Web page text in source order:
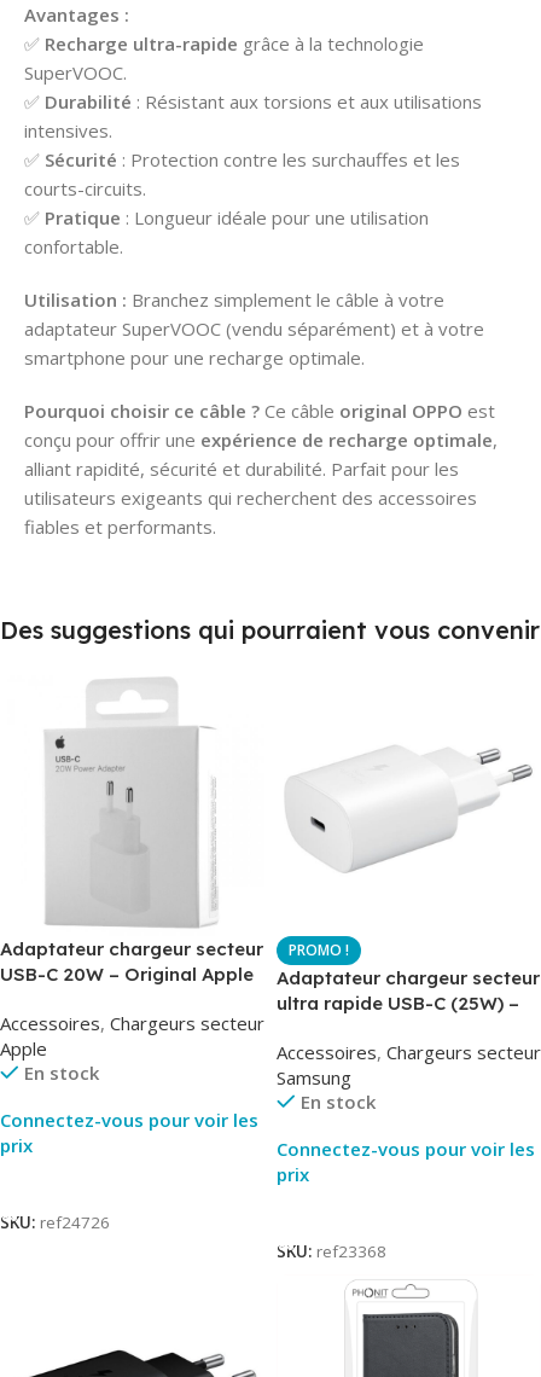
Avantages :
✅ Recharge ultra-rapide grâce à la technologie
SuperVOOC.
✅ Durabilité : Résistant aux torsions et aux utilisations
intensives.
✅ Sécurité : Protection contre les surchauffes et les
courts-circuits.
✅ Pratique : Longueur idéale pour une utilisation
confortable.
Utilisation : Branchez simplement le câble à votre
adaptateur SuperVOOC (vendu séparément) et à votre
smartphone pour une recharge optimale.
Pourquoi choisir ce câble ? Ce câble original OPPO est
conçu pour offrir une expérience de recharge optimale,
alliant rapidité, sécurité et durabilité. Parfait pour les
utilisateurs exigeants qui recherchent des accessoires
fiables et performants.
Des suggestions qui pourraient vous convenir
Adaptateur chargeur secteur
USB-C 20W – Original Apple
Original
Accessoires, Chargeurs secteur
Apple
En stock
Connectez-vous pour voir les
prix
SKU: ref24726
Adaptateur chargeur secteur
ultra rapide USB-C (25W) –
EP-TA800
Accessoires, Chargeurs secteur
Samsung
En stock
Connectez-vous pour voir les
prix
SKU: ref23368